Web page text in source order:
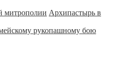
Архипастырь в
рукопашному бою